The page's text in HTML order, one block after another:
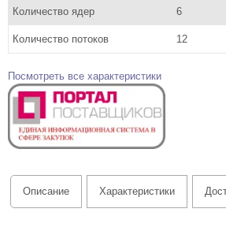
Количество ядер 6
Количество потоков 12
Посмотреть все характеристики
Описание Характеристики